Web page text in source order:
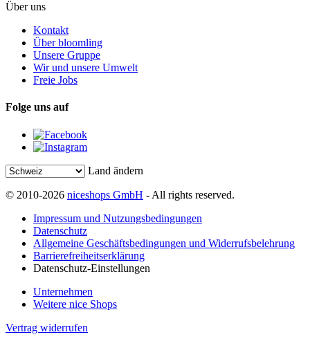
Über uns
Kontakt
Über bloomling
Unsere Gruppe
Wir und unsere Umwelt
Freie Jobs
Folge uns auf
Land ändern
© 2010-2026 niceshops GmbH - All rights reserved.
Impressum und Nutzungsbedingungen
Datenschutz
Allgemeine Geschäftsbedingungen und Widerrufsbelehrung
Barrierefreiheitserklärung
Datenschutz-Einstellungen
Unternehmen
Weitere nice Shops
Vertrag widerrufen